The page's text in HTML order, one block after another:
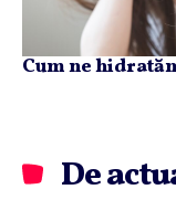
Cum ne
De